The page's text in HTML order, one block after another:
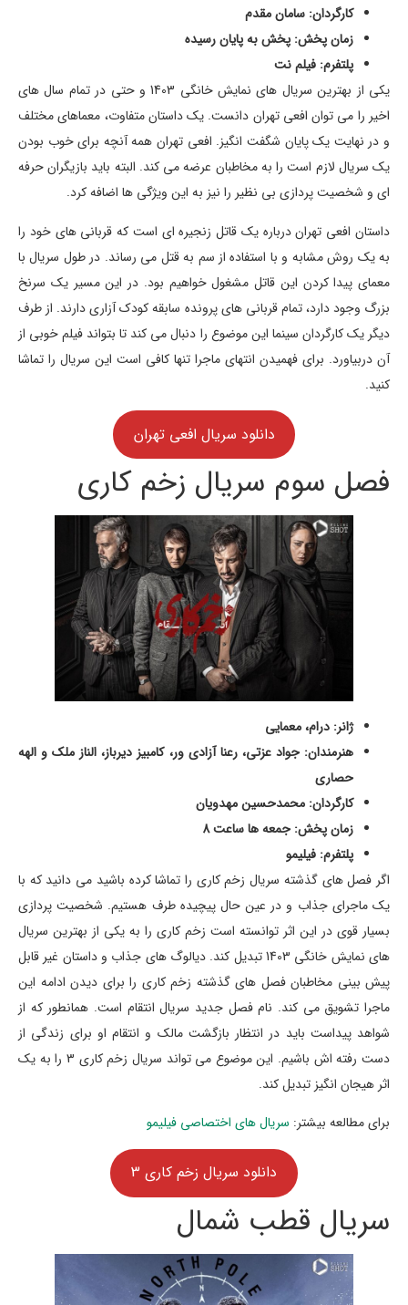
کارگردان: سامان مقدم
زمان پخش: پخش به پایان رسیده
پلتفرم: فیلم نت
یکی از بهترین سریال های نمایش خانگی 1403 و حتی در تمام سال های
اخیر را می توان افعی تهران دانست. یک داستان متفاوت، معماهای مختلف
و در نهایت یک پایان شگفت انگیز. افعی تهران همه آنچه برای خوب بودن
یک سریال لازم است را به مخاطبان عرضه می کند. البته باید بازیگران حرفه
ای و شخصیت پردازی بی نظیر را نیز به این ویژگی ها اضافه کرد.
داستان افعی تهران درباره یک قاتل زنجیره ای است که قربانی های خود را
به یک روش مشابه و با استفاده از سم به قتل می رساند. در طول سریال با
معمای پیدا کردن این قاتل مشغول خواهیم بود. در این مسیر یک سرنخ
بزرگ وجود دارد، تمام قربانی های پرونده سابقه کودک آزاری دارند. از طرف
دیگر یک کارگردان سینما این موضوع را دنبال می کند تا بتواند فیلم خوبی از
آن دربیاورد. برای فهمیدن انتهای ماجرا تنها کافی است این سریال را تماشا
کنید.
دانلود سریال افعی تهران
فصل سوم سریال زخم کاری
ژانر: درام، معمایی
هنرمندان: جواد عزتی، رعنا آزادی ور، کامبیز دیرباز، الناز ملک و الهه
حصاری
کارگردان: محمدحسین مهدویان
زمان پخش: جمعه ها ساعت 8
پلتفرم: فیلیمو
اگر فصل های گذشته سریال زخم کاری را تماشا کرده باشید می دانید که با
یک ماجرای جذاب و در عین حال پیچیده طرف هستیم. شخصیت پردازی
بسیار قوی در این اثر توانسته است زخم کاری را به یکی از بهترین سریال
های نمایش خانگی 1403 تبدیل کند. دیالوگ های جذاب و داستان غیر قابل
پیش بینی مخاطبان فصل های گذشته زخم کاری را برای دیدن ادامه این
ماجرا تشویق می کند. نام فصل جدید سریال انتقام است. همانطور که از
شواهد پیداست باید در انتظار بازگشت مالک و انتقام او برای زندگی از
دست رفته اش باشیم. این موضوع می تواند سریال زخم کاری 3 را به یک
اثر هیجان انگیز تبدیل کند.
برای مطالعه بیشتر: سریال های اختصاصی فیلیمو
دانلود سریال زخم کاری 3
سریال قطب شمال